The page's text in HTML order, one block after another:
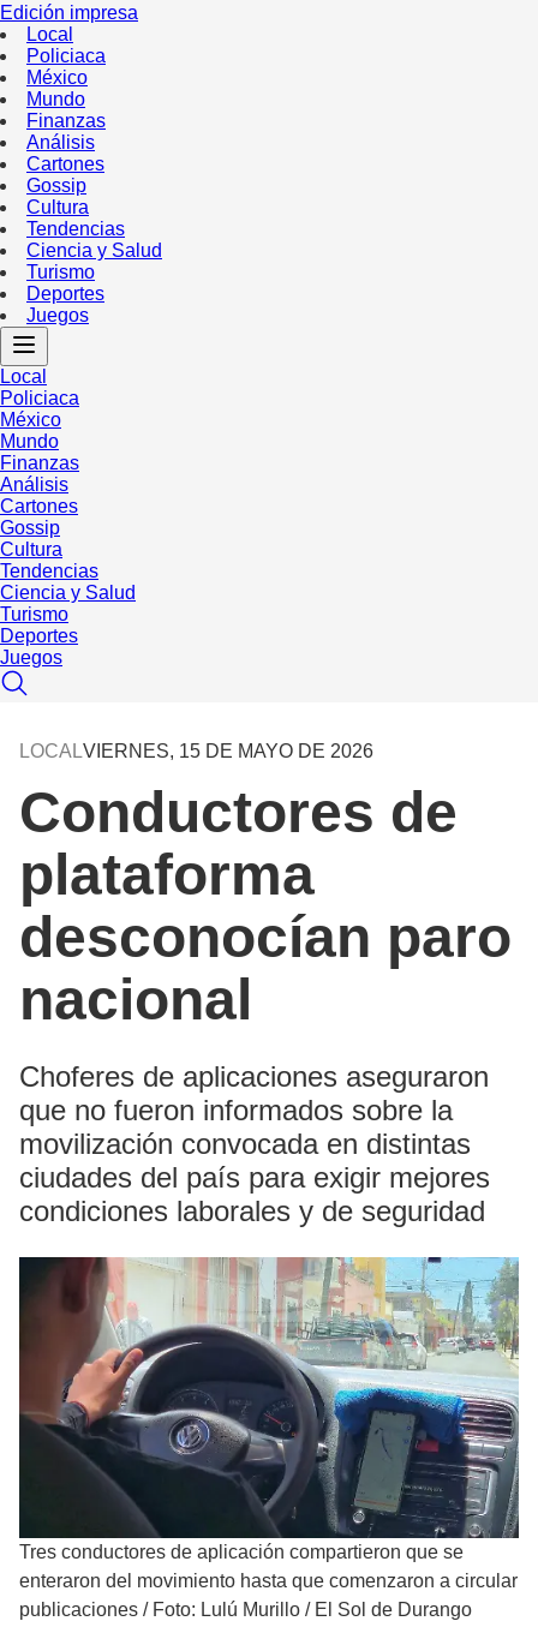
Edición impresa
Local
Policiaca
México
Mundo
Finanzas
Análisis
Cartones
Gossip
Cultura
Tendencias
Ciencia y Salud
Turismo
Deportes
Juegos
Local
Policiaca
México
Mundo
Finanzas
Análisis
Cartones
Gossip
Cultura
Tendencias
Ciencia y Salud
Turismo
Deportes
Juegos
LOCALVIERNES, 15 DE MAYO DE 2026
Conductores de
plataforma
desconocían paro
nacional
Choferes de aplicaciones aseguraron
que no fueron informados sobre la
movilización convocada en distintas
ciudades del país para exigir mejores
condiciones laborales y de seguridad
Tres conductores de aplicación compartieron que se
enteraron del movimiento hasta que comenzaron a circular
publicaciones / Foto: Lulú Murillo / El Sol de Durango